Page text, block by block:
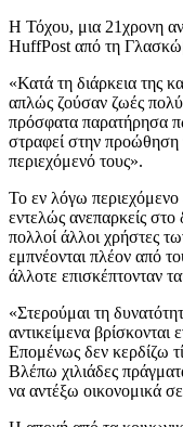
Η Τόχου, μια 21χρονη
HuffPost από τη
«Κατά τη διάρκεια της
απλώς ζούσαν ζωές πολύ
πρόσφατα παρατήρησα
στραφεί στην
περιεχόμενό τους».
Το εν λόγω περιεχόμενο
εντελώς ανεπαρκείς
πολλοί άλλοι χρήστες
εμπνέονται πλέον από
άλλοτε επισκέπτονταν
«Στερούμαι τη
αντικείμενα
Επομένως δεν κερδίζω
Βλέπω χιλιάδες
να αντέξω οικονομικά